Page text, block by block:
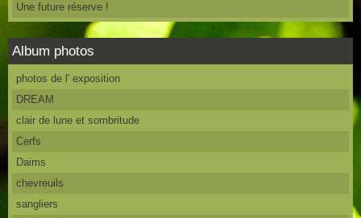
Une future réserve !
Album photos
photos de l' exposition
DREAM
clair de lune et sombritude
Cerfs
Daims
chevreuils
sangliers